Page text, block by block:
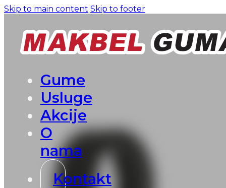
Skip to main content Skip to footer
Gume
Usluge
Akcije
O
nama
Kontakt